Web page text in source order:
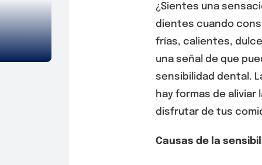
¿Sientes una
dientes cuando
frías, calientes,
una señal de que
sensibilidad dental.
hay formas de aliviar
disfrutar de tus
Causas de la